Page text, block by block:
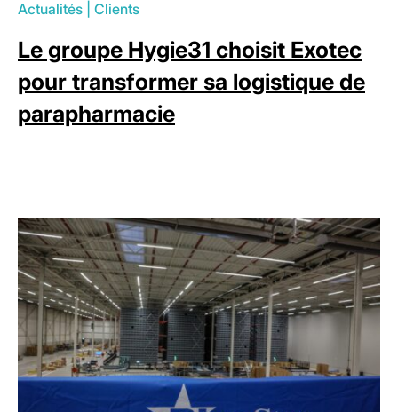
Actualités Clients
Le groupe Hygie31 choisit Exotec
pour transformer sa logistique de
parapharmacie